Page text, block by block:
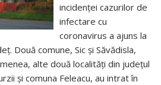
incidenței cazurilor de
infectare cu
coronavirus a ajuns la
Două comune, Sic și Săvădisla,
alte două localități din județul
și comuna Feleacu, au intrat în